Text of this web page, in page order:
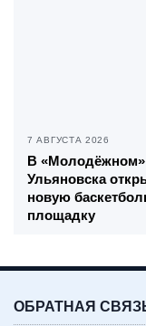
7 АВГУСТА 2026
В «Молодёжном»
Ульяновска
новую
площадку
ОБРАТНАЯ